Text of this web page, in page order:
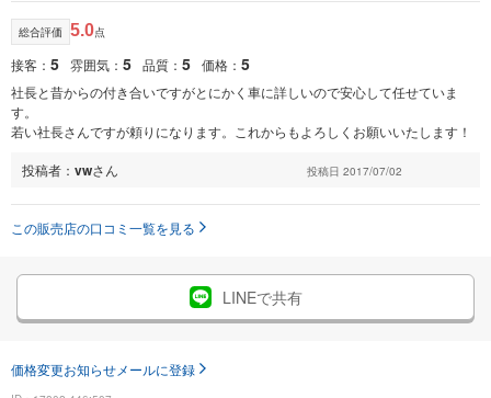
総合評価 5.0点
接客： 5 雰囲気： 5 品質： 5 価格： 5
社長と昔からの付き合いですがとにかく車に詳しいので安心して任せていま
す。
若い社長さんですが頼りになります。これからもよろしくお願いいたします！
投稿者： vwさん 投稿日 2017/07/02
この販売店の口コミ一覧を見る
LINEで共有
価格変更お知らせメールに登録